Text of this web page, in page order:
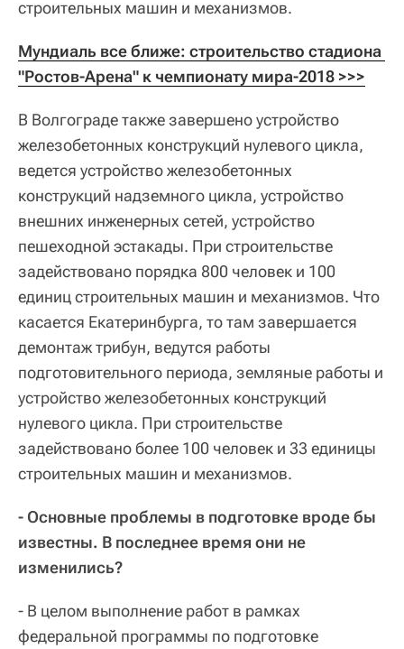
строительных машин и механизмов.
Мундиаль все ближе: строительство стадиона
"Ростов-Арена" к чемпионату мира-2018 >>>
В Волгограде также завершено устройство
железобетонных конструкций нулевого цикла,
ведется устройство железобетонных
конструкций надземного цикла, устройство
внешних инженерных сетей, устройство
пешеходной эстакады. При строительстве
задействовано порядка 800 человек и 100
единиц строительных машин и механизмов. Что
касается Екатеринбурга, то там завершается
демонтаж трибун, ведутся работы
подготовительного периода, земляные работы и
устройство железобетонных конструкций
нулевого цикла. При строительстве
задействовано более 100 человек и 33 единицы
строительных машин и механизмов.
- Основные проблемы в подготовке вроде бы
известны. В последнее время они не
изменились?
- В целом выполнение работ в рамках
федеральной программы по подготовке